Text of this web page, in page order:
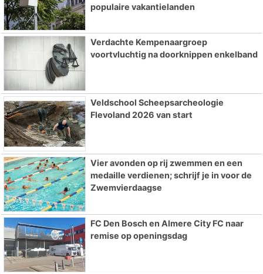
populaire vakantielanden
Verdachte Kempenaargroep
voortvluchtig na doorknippen enkelband
Veldschool Scheepsarcheologie
Flevoland 2026 van start
Vier avonden op rij zwemmen en een
medaille verdienen; schrijf je in voor de
Zwemvierdaagse
FC Den Bosch en Almere City FC naar
remise op openingsdag